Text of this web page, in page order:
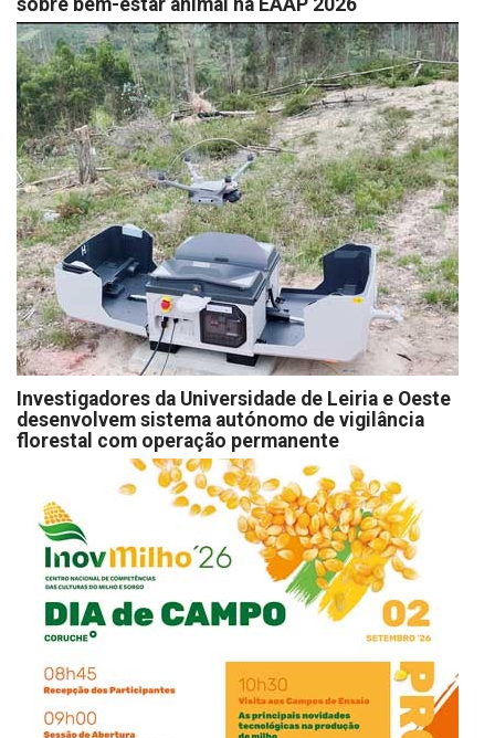
Investigadores da Universidade de Leiria e Oeste
desenvolvem sistema autónomo de vigilância
florestal com operação permanente